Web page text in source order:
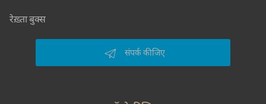
रेख़्ता बुक्स
संपर्क कीजिए